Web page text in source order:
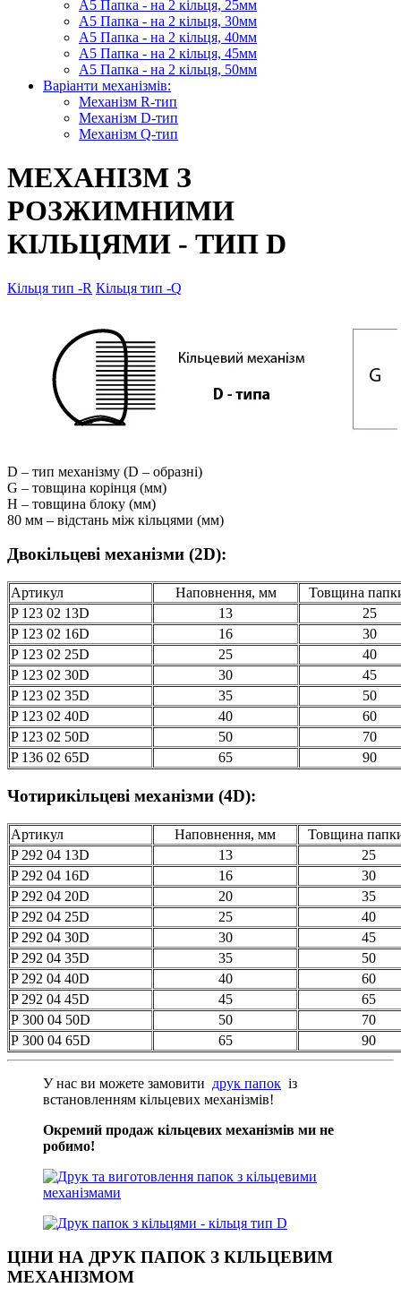
А5 Папка - на 2 кільця, 25мм
А5 Папка - на 2 кільця, 30мм
А5 Папка - на 2 кільця, 40мм
А5 Папка - на 2 кільця, 45мм
А5 Папка - на 2 кільця, 50мм
Варіанти механізмів:
Механізм R-тип
Механізм D-тип
Механізм Q-тип
МЕХАНІЗМ З
РОЗЖИМНИМИ
КІЛЬЦЯМИ - ТИП D
Кільця тип -R Кільця тип -Q
D – тип механізму (D – образні)
G – товщина корінця (мм)
H – товщина блоку (мм)
80 мм – відстань між кільцями (мм)
Двокільцеві механізми (2D):
Артикул Наповнення, мм
Товщина
P 123 02 13D
13
25
P 123 02 16D
16
30
P 123 02 25D
25
40
P 123 02 30D
30
45
P 123 02 35D
35
50
P 123 02 40D
40
60
P 123 02 50D
50
70
P 136 02 65D
65 90
Чотирикільцеві механізми (4D):
Артикул Наповнення, мм
Товщина
P 292 04 13D
13
25
P 292 04 16D
16
30
P 292 04 20D
20
35
P 292 04 25D
25
40
P 292 04 30D
30
45
P 292 04 35D
35
50
P 292 04 40D
40
60
P 292 04 45D
45
65
P 300 04 50D
50
70
P 300 04 65D
65 90
У нас ви можете замовити друк папок із
встановленням кільцевих механізмів!
Окремий продаж кільцевих механізмів ми не
робимо!
ЦІНИ НА ДРУК ПАПОК З КІЛЬЦЕВИМ
МЕХАНІЗМОМ